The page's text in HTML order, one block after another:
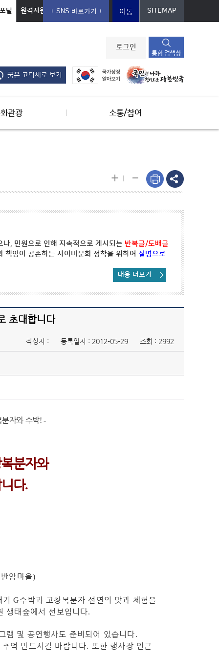
털 원격지원 이동 SITEMAP
로그인
통합 검색창
굵은 고딕체로 보기
관광 소통/참여
+ -
, 민원으로 인해 지속적으로 게시되는 반복글/도배글
책임이 공존하는 사이버문화 정착을 위하여 실명으로
내용 더보기
초대합니다
작성자 : 등록일자 : 2012-05-29 조회 : 2992
분자와 수박! -
분자와
다.
암마을)
기G수박과 고창복분자 선연의 맛과 체험을
생태숲에서 선보입니다.
램 및 공연행사도 준비되어 있습니다.
억 만드시길 바랍니다. 또한 행사장 인근